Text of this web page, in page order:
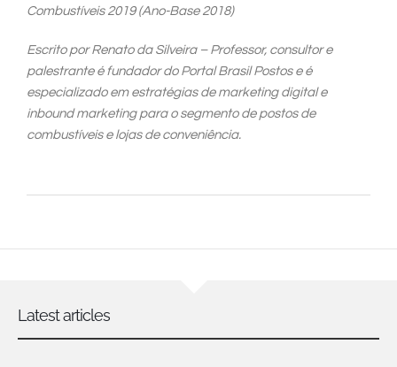
Combustíveis 2019 (Ano-Base 2018)
Escrito por Renato da Silveira – Professor, consultor e
palestrante é fundador do Portal Brasil Postos e é
especializado em estratégias de marketing digital e
inbound marketing para o segmento de postos de
combustíveis e lojas de conveniência.
Latest articles